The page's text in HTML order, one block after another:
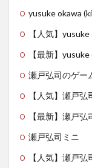
yusuke okawa
【人気】
【最新】
瀬戸弘司のゲー
【人気】瀬戸
【最新】瀬戸
瀬戸弘司ミニ
【人気】瀬戸弘